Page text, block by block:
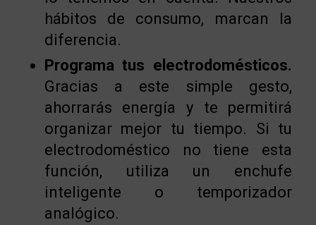
hábitos de consumo, marcan la
diferencia.
Programa tus electrodomésticos.
Gracias a este simple gesto,
ahorrarás energía y te permitirá
organizar mejor tu tiempo. Si tu
electrodoméstico no tiene esta
función, utiliza un enchufe
inteligente o temporizador
analógico.